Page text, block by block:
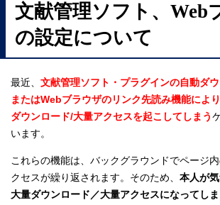
文献管理ソフト、Web
の設定について
最近、 文献管理ソフト・プラグインの自動ダウ
またはWebブラウザのリンク先読み機能によ
ダウンロード/大量アクセスを起こしてしまう
います。
これらの機能は、バックグラウンドでページ
クセスが繰り返されます。そのため、 本人が
大量ダウンロード／大量アクセスになってしま